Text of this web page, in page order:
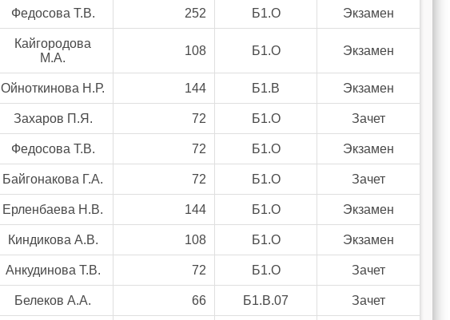
Федосова Т.В. 252 Б1.О Экзамен
Кайгородова
М.А.
108 Б1.О Экзамен
Ойноткинова Н.Р. 144 Б1.В Экзамен
Захаров П.Я. 72 Б1.О Зачет
Федосова Т.В. 72 Б1.О Экзамен
Байгонакова Г.А. 72 Б1.О Зачет
Ерленбаева Н.В. 144 Б1.О Экзамен
Киндикова А.В. 108 Б1.О Экзамен
Анкудинова Т.В. 72 Б1.О Зачет
Белеков А.А. 66 Б1.В.07 Зачет